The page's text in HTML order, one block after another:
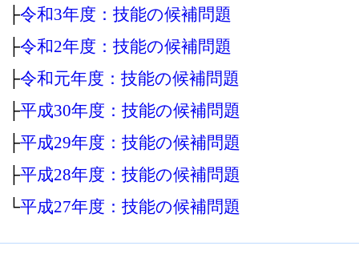
├令和3年度：技能の候補問題
├令和2年度：技能の候補問題
├令和元年度：技能の候補問題
├平成30年度：技能の候補問題
├平成29年度：技能の候補問題
├平成28年度：技能の候補問題
└平成27年度：技能の候補問題